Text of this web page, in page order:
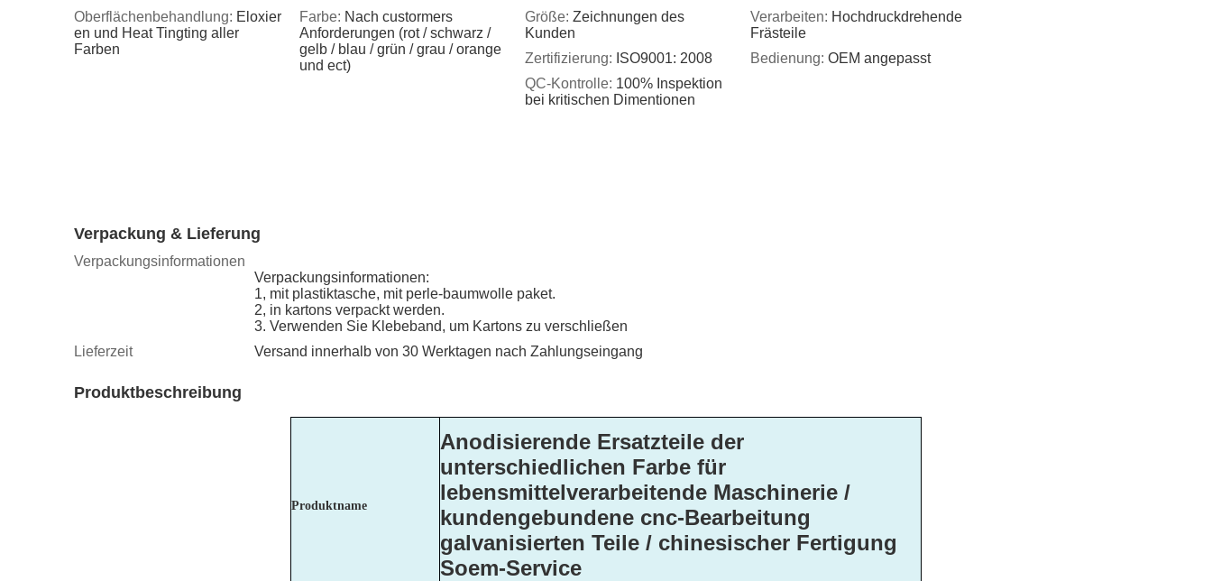
Oberflächenbehandlung: Eloxier
en und Heat Tingting aller
Farben
Farbe: Nach custormers
Anforderungen (rot / schwarz /
gelb / blau / grün / grau / orange
und ect)
Größe: Zeichnungen des
Kunden
Verarbeiten: Hochdruckdrehende
Frästeile
Zertifizierung: ISO9001: 2008 Bedienung: OEM angepasst
QC-Kontrolle: 100% Inspektion
bei kritischen Dimentionen
Verpackung & Lieferung
Verpackungsinformationen
Verpackungsinformationen:
1, mit plastiktasche, mit perle-baumwolle paket.
2, in kartons verpackt werden.
3. Verwenden Sie Klebeband, um Kartons zu verschließen
Lieferzeit
Versand innerhalb von 30 Werktagen nach Zahlungseingang
Produktbeschreibung
Produktname
Anodisierende Ersatzteile der
unterschiedlichen Farbe für
lebensmittelverarbeitende Maschinerie /
kundengebundene cnc-Bearbeitung
galvanisierten Teile / chinesischer Fertigung
Soem-Service